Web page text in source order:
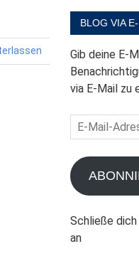
BLOG VIA
Gib deine E-
via E-Mail zu
E-
Mail-
Adresse
Schließe
an